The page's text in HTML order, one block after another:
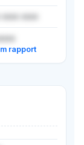
xxxx
rapport